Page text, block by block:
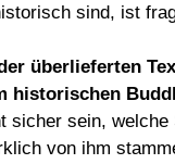
sind, ist
überlieferten
historischen
sicher sein, welche
von ihm